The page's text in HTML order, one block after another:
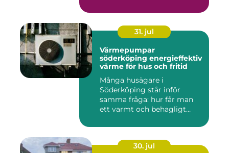
31. jul
Värmepumpar
söderköping energieffektiv
värme för hus och fritid
Många husägare i
Söderköping står inför
samma fråga: hur får man
ett varmt och behagligt
30. jul